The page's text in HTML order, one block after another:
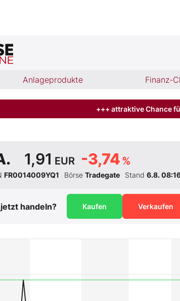
Anlageprodukte Finanz-
Ausgabe BÖRSE ONLINE lesen
+++ attraktive Chance
-3,74 %
1,91 EUR
FR0014009YQ1 Börse Tradegate Stand 6.8.
handeln? Kaufen Verkaufen